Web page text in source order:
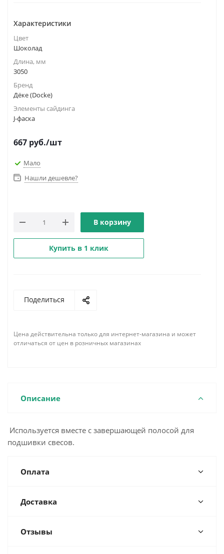
Характеристики
Цвет
Шоколад
Длина, мм
3050
Бренд
Дёке (Docke)
Элементы сайдинга
J-фаска
667 руб./шт
Мало
Нашли дешевле?
В корзину
Купить в 1 клик
Поделиться
Цена действительна только для интернет-магазина и может
отличаться от цен в розничных магазинах
Описание
Используется вместе с завершающей полосой для
подшивки свесов.
Оплата
Доставка
Отзывы